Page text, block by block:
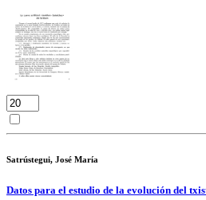
Satrústegui, José María
Datos para el estudio de la evolución del